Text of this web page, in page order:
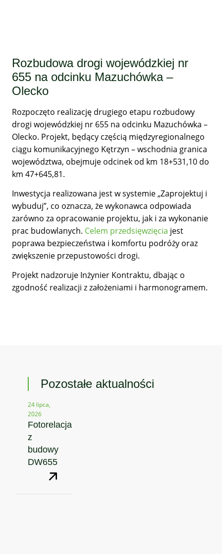
Rozbudowa drogi wojewódzkiej nr
655 na odcinku Mazuchówka –
Olecko
Rozpoczęto realizację drugiego etapu rozbudowy
drogi wojewódzkiej nr 655 na odcinku Mazuchówka –
Olecko. Projekt, będący częścią międzyregionalnego
ciągu komunikacyjnego Kętrzyn – wschodnia granica
województwa, obejmuje odcinek od km 18+531,10 do
km 47+645,81.
Inwestycja realizowana jest w systemie „Zaprojektuj i
wybuduj”, co oznacza, że wykonawca odpowiada
zarówno za opracowanie projektu, jak i za wykonanie
prac budowlanych. Celem przedsięwzięcia jest
poprawa bezpieczeństwa i komfortu podróży oraz
zwiększenie przepustowości drogi.
Projekt nadzoruje Inżynier Kontraktu, dbając o
zgodność realizacji z założeniami i harmonogramem.
Pozostałe aktualności
24 lipca,
2026
Fotorelacja
z
budowy
DW655